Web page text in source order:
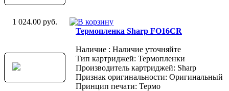
1 024.00 руб.
Термопленка Sharp FO16CR
Наличие : Наличие уточняйте
Тип картриджей: Термопленки
Производитель картриджей: Sharp
Признак оригинальности: Оригинальный
Принцип печати: Термо